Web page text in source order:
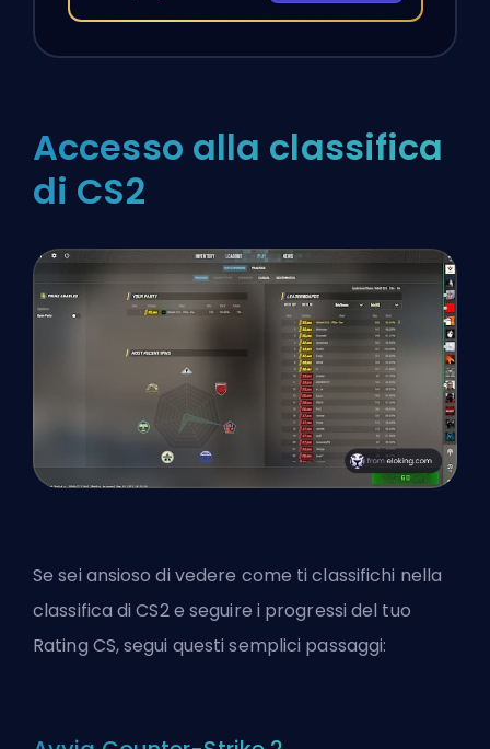
Accesso alla classifica
di CS2
Se sei ansioso di vedere come ticlassifichi nella
classifica di CS2 e seguire i progressi del tuo
Rating CS, segui questi semplici passaggi: